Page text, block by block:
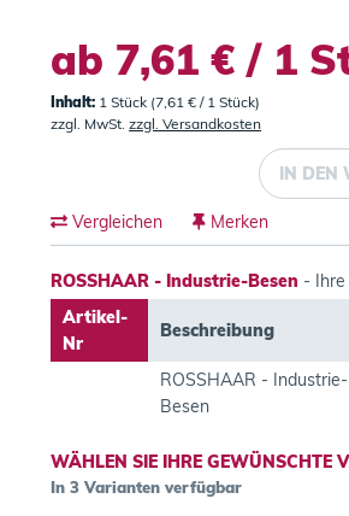
ab 7,61 € / 1
Inhalt: 1 Stück (7,61 € / 1 Stück)
zzgl. MwSt.zzgl. Versandkosten
IN DEN
Vergleichen Merken
ROSSHAAR - Industrie-Besen -
Artikel-
Nr
Beschreibung
ROSSHAAR - Industrie-
Besen
WÄHLEN SIE IHRE GEWÜNSCHTE
In 3 Varianten verfügbar